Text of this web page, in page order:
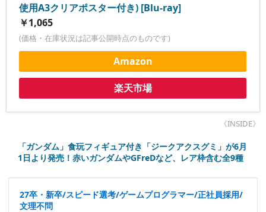
使用A3クリアポスター付き) [Blu-ray]
￥1,065
(価格・在庫状況は記事公開時点のものです)
Amazon
楽天市場
《INSIDE》
「ガンダム」食玩フィギュア付き「ジークアクスグミ」が6月
1日より発売！赤いガンダムやGFreDなど、レア枠含む全9種
27卒・新卒/スピード選考/ゲームプログラマー/正社員採用/
文理不問